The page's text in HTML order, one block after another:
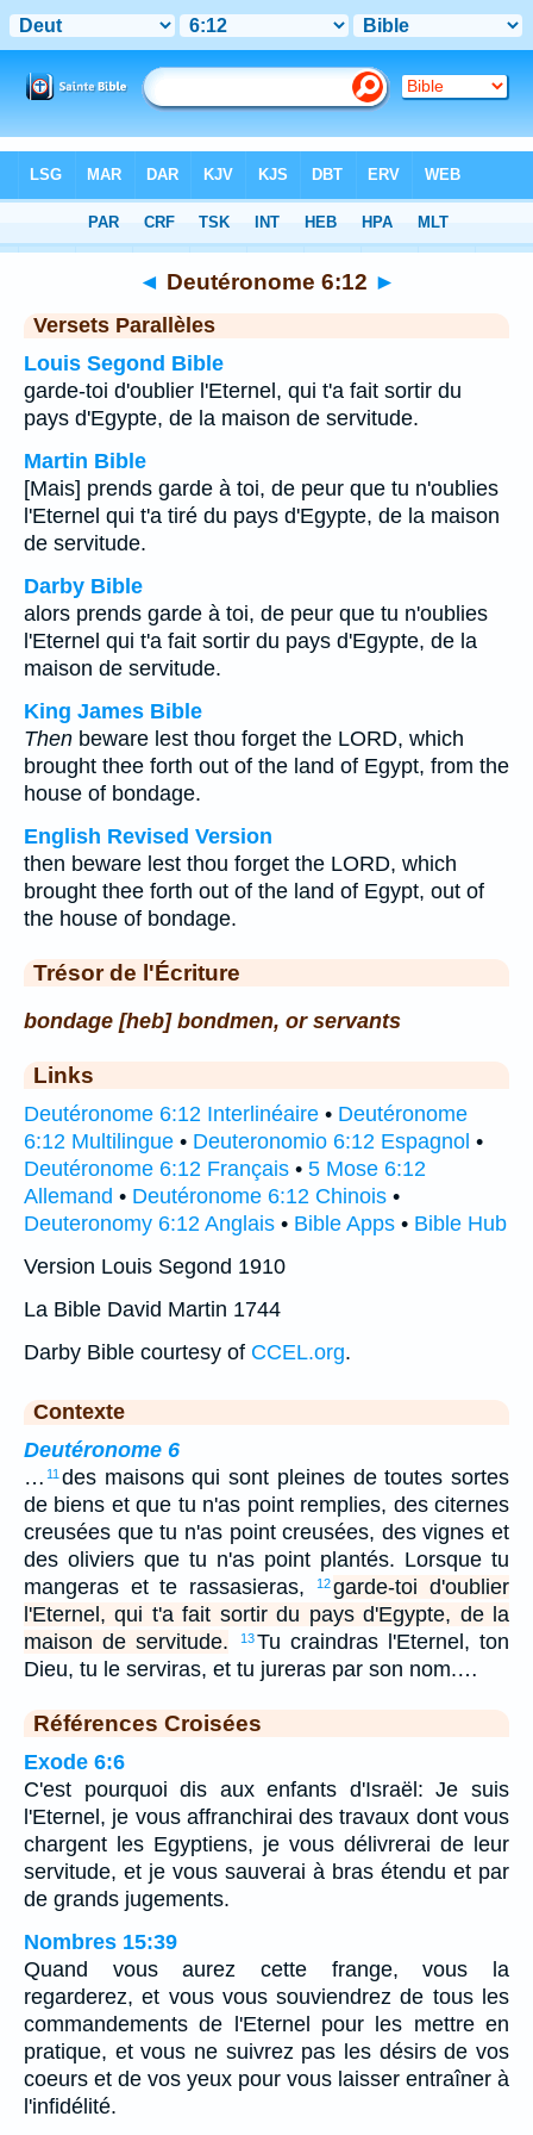
>Chapitre 6 > Verset 12
◄ Deutéronome 6:12 ►
Versets Parallèles
Louis Segond Bible
garde-toi d'oublier l'Eternel, qui t'a fait sortir du
pays d'Egypte, de la maison de servitude.
Martin Bible
[Mais] prends garde à toi, de peur que tu n'oublies
l'Eternel qui t'a tiré du pays d'Egypte, de la maison
de servitude.
Darby Bible
alors prends garde à toi, de peur que tu n'oublies
l'Eternel qui t'a fait sortir du pays d'Egypte, de la
maison de servitude.
King James Bible
Then beware lest thou forget the LORD, which
brought thee forth out of the land of Egypt, from the
house of bondage.
English Revised Version
then beware lest thou forget the LORD, which
brought thee forth out of the land of Egypt, out of
the house of bondage.
Trésor de l'Écriture
bondage [heb] bondmen, or servants
Links
Deutéronome 6:12 Interlinéaire • Deutéronome
6:12 Multilingue • Deuteronomio 6:12 Espagnol •
Deutéronome 6:12 Français • 5 Mose 6:12
Allemand • Deutéronome 6:12 Chinois •
Deuteronomy 6:12 Anglais • Bible Apps • Bible Hub
Version Louis Segond 1910
La Bible David Martin 1744
Darby Bible courtesy of CCEL.org.
Contexte
Deutéronome 6
… 11 des maisons qui sont pleines de toutes sortes
de biens et que tu n'as point remplies, des citernes
creusées que tu n'as point creusées, des vignes et
des oliviers que tu n'as point plantés. Lorsque tu
mangeras et te rassasieras,
12 garde-toi d'oublier
l'Eternel, qui t'a fait sortir du pays d'Egypte, de la
maison de servitude.
13 Tu craindras l'Eternel, ton
Dieu, tu le serviras, et tu jureras par son nom.…
Références Croisées
Exode 6:6
C'est pourquoi dis aux enfants d'Israël: Je suis
l'Eternel, je vous affranchirai des travaux dont vous
chargent les Egyptiens, je vous délivrerai de leur
servitude, et je vous sauverai à bras étendu et par
de grands jugements.
Nombres 15:39
Quand vous aurez cette frange, vous la
regarderez, et vous vous souviendrez de tous les
commandements de l'Eternel pour les mettre en
pratique, et vous ne suivrez pas les désirs de vos
coeurs et de vos yeux pour vous laisser entraîner à
l'infidélité.